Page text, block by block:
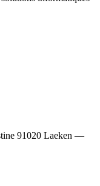
91020 Laeken —